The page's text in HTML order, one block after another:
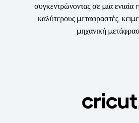
συγκεντρώνοντας σε μια ενιαία
καλύτερους μεταφραστές,
μηχανική